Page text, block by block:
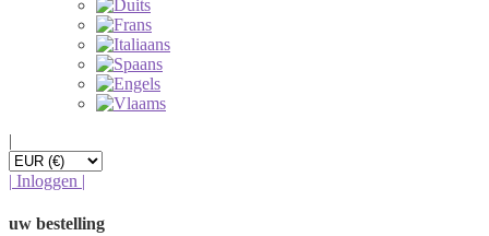
|
| Inloggen |
uw bestelling